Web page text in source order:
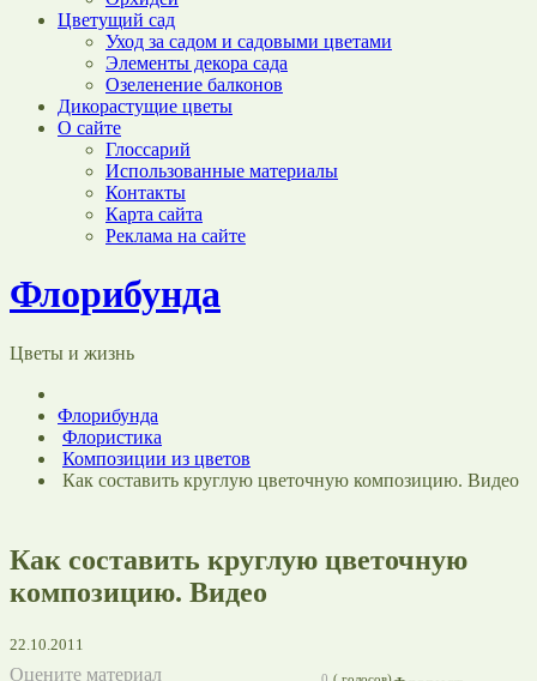
Цветущий сад
Уход за садом и садовыми цветами
Элементы декора сада
Озеленение балконов
Дикорастущие цветы
О сайте
Глоссарий
Использованные материалы
Контакты
Карта сайта
Реклама на сайте
Флорибунда
Цветы и жизнь
Флорибунда
Флористика
Композиции из цветов
Как составить круглую цветочную композицию. Видео
Как составить круглую цветочную
композицию. Видео
22.10.2011
Оцените материал